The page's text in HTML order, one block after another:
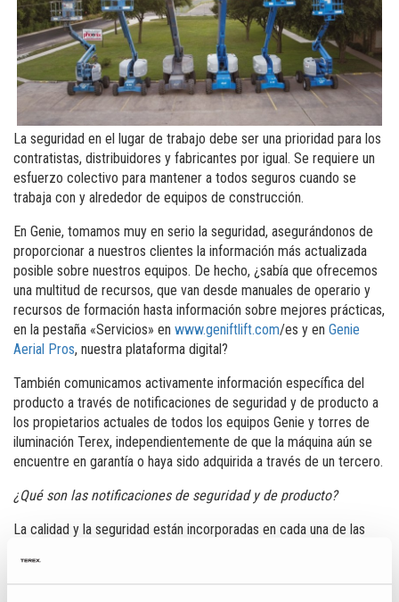
La seguridad en el lugar de trabajo debe ser una prioridad para los
contratistas, distribuidores y fabricantes por igual. Se requiere un
esfuerzo colectivo para mantener a todos seguros cuando se
trabaja con y alrededor de equipos de construcción.
En Genie, tomamos muy en serio la seguridad, asegurándonos de
proporcionar a nuestros clientes la información más actualizada
posible sobre nuestros equipos. De hecho, ¿sabía que ofrecemos
una multitud de recursos, que van desde manuales de operario y
recursos de formación hasta información sobre mejores prácticas,
en la pestaña «Servicios» en www.geniftlift.com/es y en Genie
Aerial Pros, nuestra plataforma digital?
También comunicamos activamente información específica del
producto a través de notificaciones de seguridad y de producto a
los propietarios actuales de todos los equipos Genie y torres de
iluminación Terex, independientemente de que la máquina aún se
encuentre en garantía o haya sido adquirida a través de un tercero.
¿Qué son las notificaciones de seguridad y de producto?
La calidad y la seguridad están incorporadas en cada una de las
necesario realizar reparaciones y ajustes después de que la